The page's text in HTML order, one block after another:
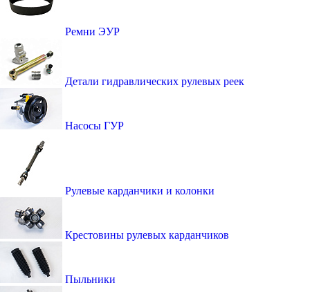
Ремни ЭУР
Детали гидравлических рулевых реек
Насосы ГУР
Рулевые карданчики и колонки
Крестовины рулевых карданчиков
Пыльники